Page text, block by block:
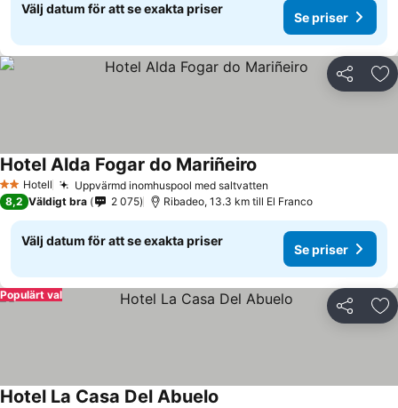
Välj datum för att se exakta priser
Se priser
Dela
2 Stjärnor
Hotell Uppvärmd inomhuspool med saltvatten
Hotel Alda Fogar do Mariñeiro
8,2 Väldigt bra 2 075 Ribadeo, 13.3 km till El Franco
Välj datum för att se exakta priser
Se priser
Dela
Populärt val
Hotel La Casa Del Abuelo